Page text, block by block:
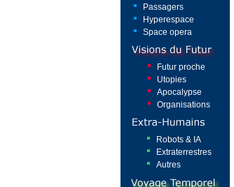
Passagers
Hyperespace
Space opera
Futur proche
Utopies
Apocalypse
Organisations
Robots & IA
Extraterrestres
Autres